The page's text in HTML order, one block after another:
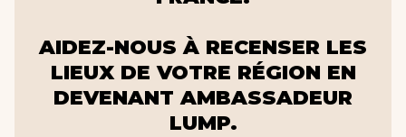
AIDEZ-NOUS À RECENSER LES
LIEUX DE VOTRE RÉGION EN
DEVENANT AMBASSADEUR
LUMP.